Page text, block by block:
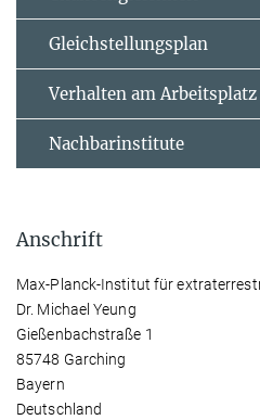
Gleichstellungsplan
Verhalten am Arbeitsplatz
Nachbarinstitute
Anschrift
Max-Planck-Institut für
Dr. Michael Yeung
Gießenbachstraße 1
85748 Garching
Bayern
Deutschland